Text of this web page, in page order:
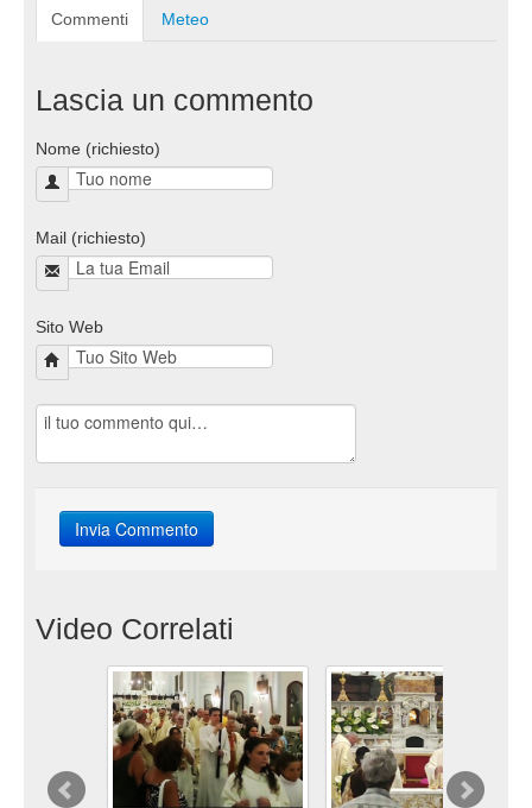
Commenti Meteo
Lascia un commento
Nome (richiesto)
Mail (richiesto)
Sito Web
Video Correlati